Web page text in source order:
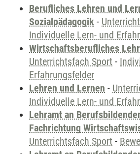
Berufliches Lehren und
Sozialpädagogik -
Individuelle Lern- und
Wirtschaftsberufliches
Unterrichtsfach Sport -
Erfahrungsfelder
Lehren und Lernen -
Individuelle Lern- und
Lehramt an
Fachrichtung
Unterrichtsfach Sport -